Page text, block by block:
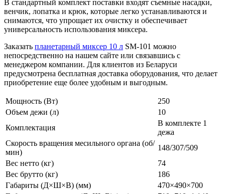
В стандартный комплект поставки входят съемные насадки,
венчик, лопатка и крюк, которые легко устанавливаются и
снимаются, что упрощает их очистку и обеспечивает
универсальность использования миксера.
Заказать планетарный миксер 10 л SM-101 можно
непосредственно на нашем сайте или связавшись с
менеджером компании. Для клиентов из Беларуси
предусмотрена бесплатная доставка оборудования, что делает
приобретение еще более удобным и выгодным.
Мощность (Вт)
250
Объем дежи (л)
10
Комплектация
В комплекте 1
дежа
Скорость вращения месильного органа (об/
мин)
148/307/509
Вес нетто (кг)
74
Вес брутто (кг)
186
Габариты (Д×Ш×В) (мм)
470×490×700